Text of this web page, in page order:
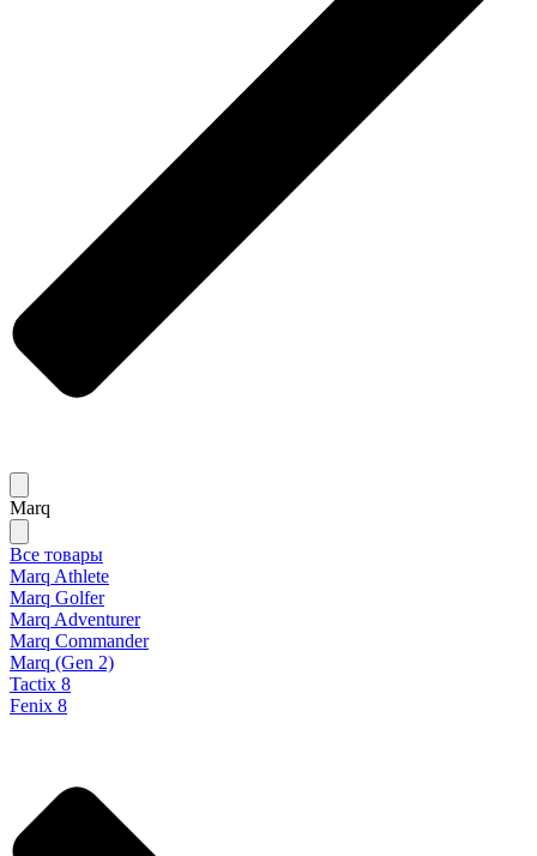
Marq
Все товары
Marq Athlete
Marq Golfer
Marq Adventurer
Marq Commander
Marq (Gen 2)
Tactix 8
Fenix 8